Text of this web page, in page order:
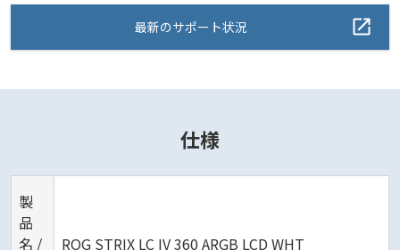
最新のサポート状況
仕様
製
品
名 /
ROG STRIX LC IV 360 ARGB LCD WHT